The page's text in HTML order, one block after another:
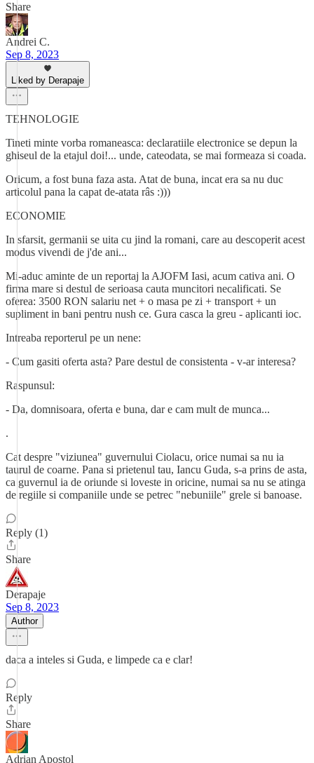
Share
Andrei C.
Sep 8, 2023
Liked by Derapaje
TEHNOLOGIE
Tineti minte vorba romaneasca: declaratiile electronice se depun la
ghiseul de la etajul doi!... unde, cateodata, se mai formeaza si coada.
Oricum, a fost buna faza asta. Atat de buna, incat era sa nu duc
articolul pana la capat de-atata râs :)))
ECONOMIE
In sfarsit, germanii se uita cu jind la romani, care au descoperit acest
modus vivendi de j'de ani...
Mi-aduc aminte de un reportaj la AJOFM Iasi, acum cativa ani. O
firma mare si destul de serioasa cauta muncitori necalificati. Se
oferea: 3500 RON salariu net + o masa pe zi + transport + un
supliment in bani pentru nush ce. Gura casca la greu - aplicanti ioc.
Intreaba reporterul pe un nene:
- Cum gasiti oferta asta? Pare destul de consistenta - v-ar interesa?
Raspunsul:
- Da, domnisoara, oferta e buna, dar e cam mult de munca...
.
Cat despre "viziunea" guvernului Ciolacu, orice numai sa nu ia
taurul de coarne. Pana si prietenul tau, Iancu Guda, s-a prins de asta,
ca guvernul ia de oriunde si loveste in oricine, numai sa nu se atinga
de regiile si companiile unde se petrec "nebuniile" grele si banoase.
Reply (1)
Share
Derapaje
Sep 8, 2023
Author
daca a inteles si Guda, e limpede ca e clar!
Reply
Share
Adrian Apostol